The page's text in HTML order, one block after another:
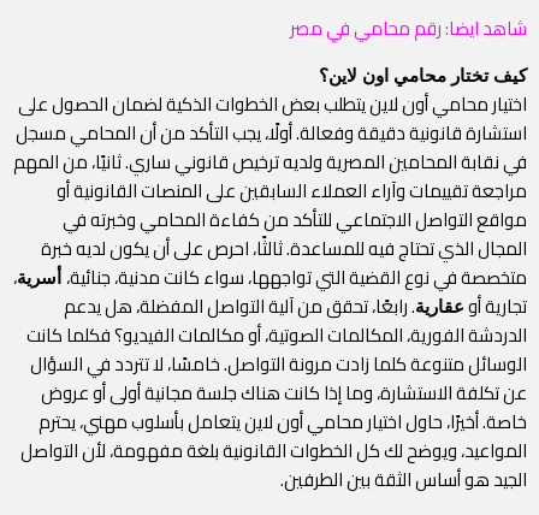
شاهد ايضا:رقم محامي في مصر
كيف تختار محامي اون لاين؟
اختيار محامي أون لاين يتطلب بعض الخطوات الذكية لضمان الحصول على
استشارة قانونية دقيقة وفعالة. أولًا، يجب التأكد من أن المحامي مسجل
في نقابة المحامين المصرية ولديه ترخيص قانوني ساري. ثانيًا، من المهم
مراجعة تقييمات وآراء العملاء السابقين على المنصات القانونية أو
مواقع التواصل الاجتماعي للتأكد من كفاءة المحامي وخبرته في
المجال الذي تحتاج فيه للمساعدة. ثالثًا، احرص على أن يكون لديه خبرة
متخصصة في نوع القضية التي تواجهها، سواء كانت مدنية، جنائية، أسرية،
تجارية أو عقارية. رابعًا، تحقق من آلية التواصل المفضلة، هل يدعم
الدردشة الفورية، المكالمات الصوتية، أو مكالمات الفيديو؟ فكلما كانت
الوسائل متنوعة كلما زادت مرونة التواصل. خامسًا، لا تتردد في السؤال
عن تكلفة الاستشارة، وما إذا كانت هناك جلسة مجانية أولى أو عروض
خاصة. أخيرًا، حاول اختيار محامي أون لاين يتعامل بأسلوب مهني، يحترم
المواعيد، ويوضح لك كل الخطوات القانونية بلغة مفهومة، لأن التواصل
الجيد هو أساس الثقة بين الطرفين.